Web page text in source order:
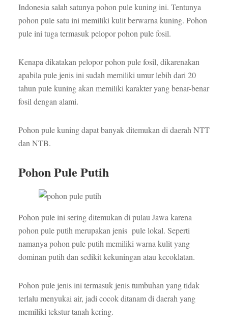
Indonesia salah satunya pohon pule kuning ini. Tentunya
pohon pule satu ini memiliki kulit berwarna kuning. Pohon
pule ini tuga termasuk pelopor pohon pule fosil.
Kenapa dikatakan pelopor pohon pule fosil, dikarenakan
apabila pule jenis ini sudah memiliki umur lebih dari 20
tahun pule kuning akan memiliki karakter yang benar-benar
fosil dengan alami.
Pohon pule kuning dapat banyak ditemukan di daerah NTT
dan NTB.
Pohon Pule Putih
Pohon pule ini sering ditemukan di pulau Jawa karena
pohon pule putih merupakan jenis pule lokal. Seperti
namanya pohon pule putih memiliki warna kulit yang
dominan putih dan sedikit kekuningan atau kecoklatan.
Pohon pule jenis ini termasuk jenis tumbuhan yang tidak
terlalu menyukai air, jadi cocok ditanam di daerah yang
memiliki tekstur tanah kering.